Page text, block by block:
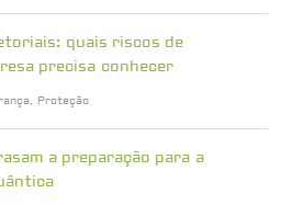
quais riscos de
precisa conhecer
, Proteção
a preparação para a